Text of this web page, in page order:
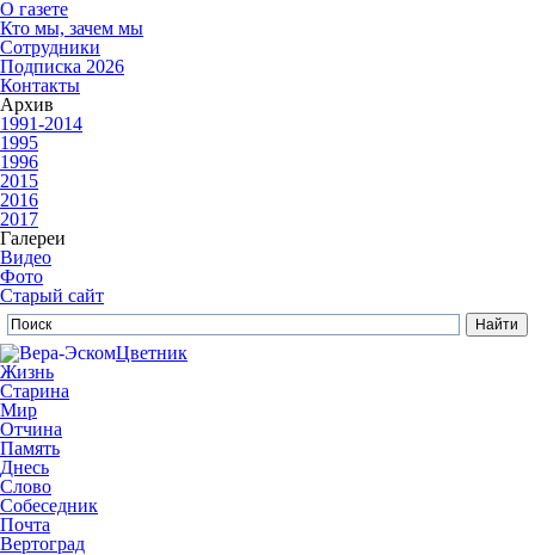
О газете
Кто мы, зачем мы
Сотрудники
Подписка 2026
Контакты
Архив
1991-2014
1995
1996
2015
2016
2017
Галереи
Видео
Фото
Старый сайт
Цветник
Жизнь
Старина
Мир
Отчина
Память
Днесь
Слово
Собеседник
Почта
Вертоград